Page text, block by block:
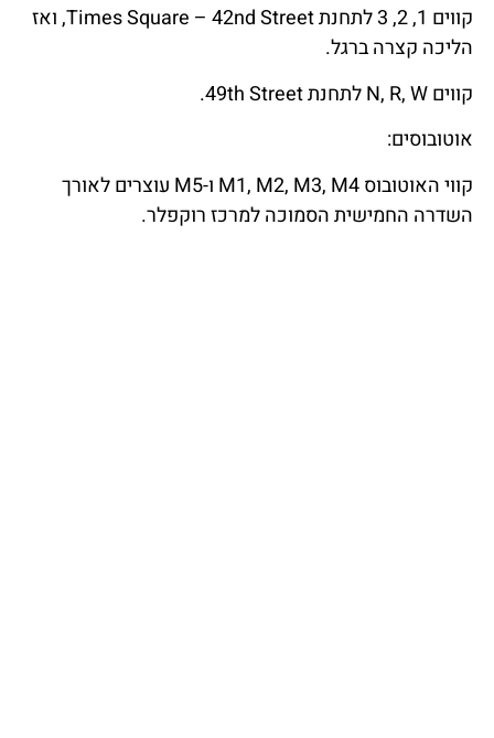
קווים 1, 2, 3 לתחנת Times Square – 42nd Street, ואז
הליכה קצרה ברגל.
קווים N, R, W לתחנת 49th Street.
אוטובוסים:
קווי האוטובוס M1, M2, M3, M4 ו-M5 עוצרים לאורך
השדרה החמישית הסמוכה למרכז רוקפלר.